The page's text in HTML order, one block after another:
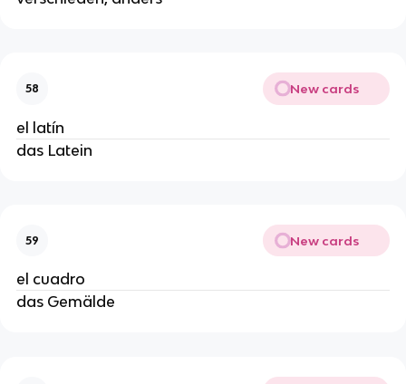
58 New cards
el latín
das Latein
59 New cards
el cuadro
das Gemälde